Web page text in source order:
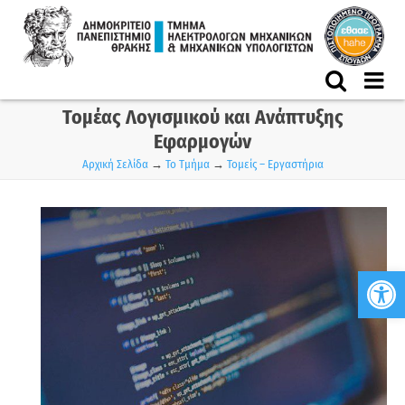
content
Τομέας Λογισμικού και Ανάπτυξης
Εφαρμογών
Αρχική Σελίδα→ Το Τμήμα→ Τομείς – Εργαστήρια